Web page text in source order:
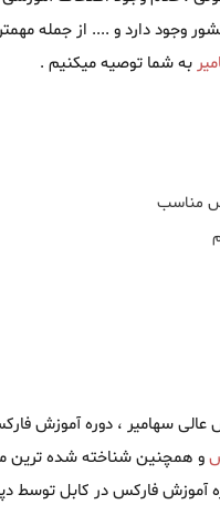
وجود دارد و .... از جمله
به شما توصیه میکنیم .
مناسب
سهامیر ، دوره آموزش
و همچنین شناخته شده ترین
آموزش فارکس در کابل توسط